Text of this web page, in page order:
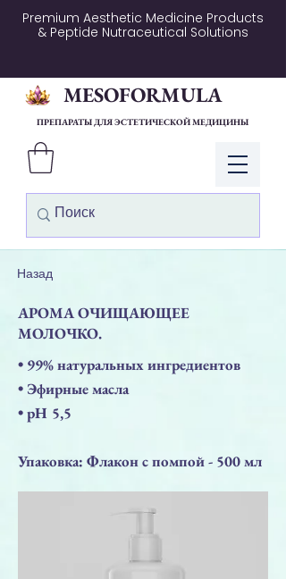
Premium Aesthetic Medicine Products
& Peptide Nutraceutical Solutions
Войти
MESOFORMULA
ПРЕПАРАТЫ ДЛЯ ЭСТЕТИЧЕСКОЙ МЕДИЦИНЫ
Назад
АРОМА ОЧИЩАЮЩЕЕ
МОЛОЧКО.
• 99% натуральных ингредиентов
• Эфирные масла
• pH 5,5
Упаковка: Флакон с помпой - 500 мл